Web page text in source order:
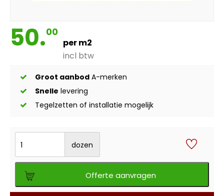
50.00
per m2
incl btw
Groot aanbod A-merken
Snelle levering
Tegelzetten of installatie mogelijk
dozen
Offerte aanvragen